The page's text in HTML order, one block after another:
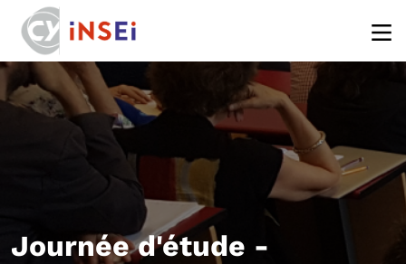
Journée d'étude -